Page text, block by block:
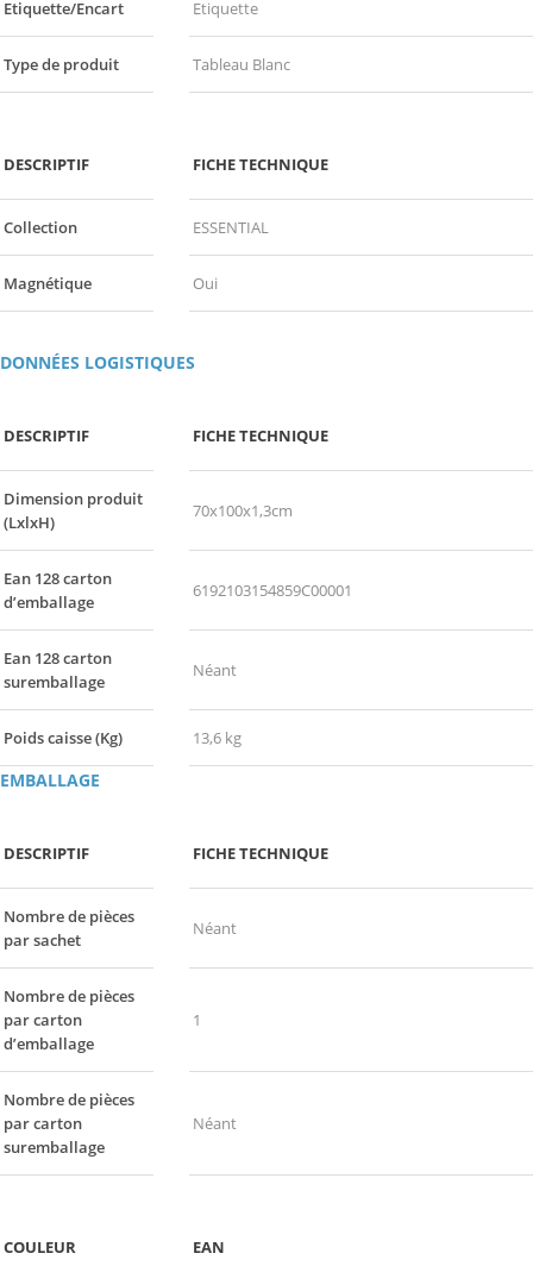
Etiquette/Encart Etiquette
Type de produit Tableau Blanc
DESCRIPTIF FICHE TECHNIQUE
Collection ESSENTIAL
Magnétique Oui
DONNÉES LOGISTIQUES
DESCRIPTIF FICHE TECHNIQUE
Dimension produit
(LxlxH)
70x100x1,3cm
Ean 128 carton
d’emballage
6192103154859C00001
Ean 128 carton
suremballage
Néant
Poids caisse (Kg) 13,6 kg
EMBALLAGE
DESCRIPTIF FICHE TECHNIQUE
Nombre de pièces
par sachet
Néant
Nombre de pièces
par carton
d’emballage
1
Nombre de pièces
par carton
suremballage
Néant
COULEUR EAN